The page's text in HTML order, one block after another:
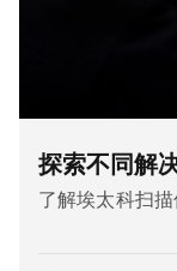
探索不同解
了解埃太科扫